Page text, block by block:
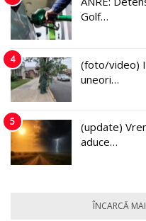
Golf…
4
(foto/video)
uneori…
5
(update)
aduce…
ÎNCARCĂ